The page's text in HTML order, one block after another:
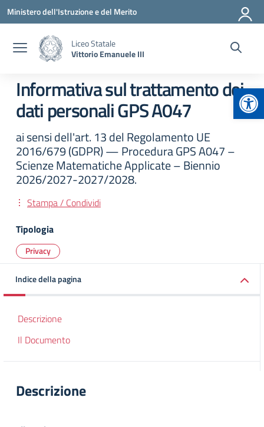
Vai ai contenuti
Vai al menu di navigazione
Vai al footer
Ministero dell'Istruzione e del Merito
Liceo Statale
Vittorio Emanuele III
Informativa sul trattamento dei
dati personali GPS A047
ai sensi dell'art. 13 del Regolamento UE
2016/679 (GDPR) — Procedura GPS A047 –
Scienze Matematiche Applicate – Biennio
2026/2027-2027/2028.
Stampa / Condividi
Tipologia
Privacy
Indice della pagina
Descrizione
Il Documento
Descrizione